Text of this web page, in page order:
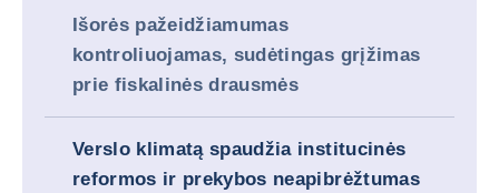
Išorės pažeidžiamumas
kontroliuojamas, sudėtingas grįžimas
prie fiskalinės drausmės
Verslo klimatą spaudžia institucinės
reformos ir prekybos neapibrėžtumas